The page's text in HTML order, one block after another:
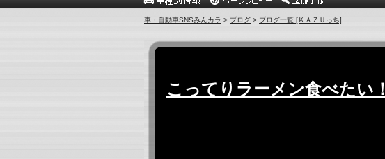
車・自動車SNSみんカラ > ブログ > ブログ一覧 [ＫＡＺＵっち]
こってりラーメン食べたい！